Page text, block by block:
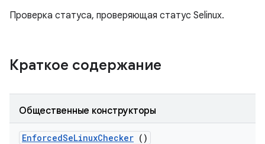
Проверка статуса, проверяющая статус Selinux.
Краткое содержание
Общественные конструкторы
EnforcedSeLinuxChecker ()